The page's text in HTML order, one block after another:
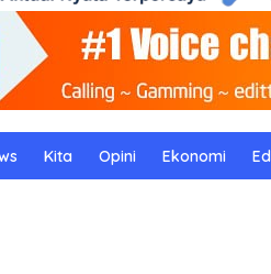
Kita Opini Ekonomi